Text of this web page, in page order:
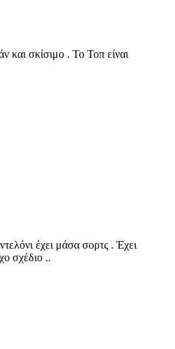
και σκίσιμο . Το Τοπ είναι
έχει μάσα σορτς . Έχει
σχέδιο ..